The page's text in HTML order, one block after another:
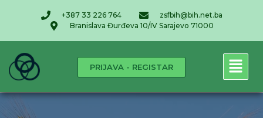
+387 33 226 764
zsfbih@bih.net.ba
Branislava Đurđeva 10/IV Sarajevo 71000
PRIJAVA - REGISTAR